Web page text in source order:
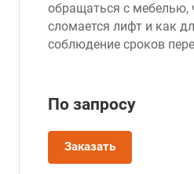
обращаться с мебелью,
сломается лифт и как
соблюдение сроков
По запросу
Заказать